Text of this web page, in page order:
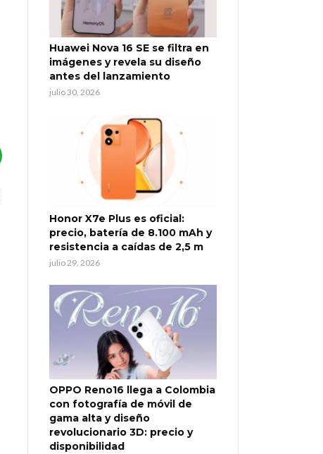
Huawei Nova 16 SE se filtra en
imágenes y revela su diseño
antes del lanzamiento
julio 30, 2026
Honor X7e Plus es oficial:
precio, batería de 8.100 mAh y
resistencia a caídas de 2,5 m
julio 29, 2026
OPPO Reno16 llega a Colombia
con fotografía de móvil de
gama alta y diseño
revolucionario 3D: precio y
disponibilidad